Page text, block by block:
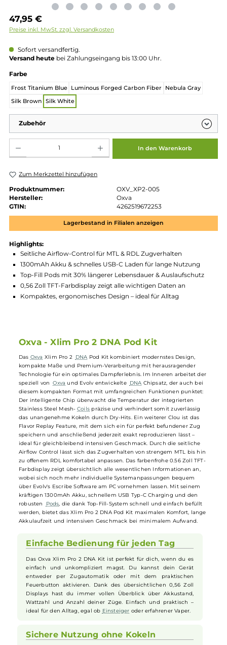
47,95 €
Preise inkl. MwSt. zzgl. Versandkosten
Versand heutebei Zahlungseingang bis 13:00 Uhr.
auswählen
Frost Titanium Blue Nebula Gray
Silk Brown Silk White
In den Warenkorb
Zum Merkzettel hinzufügen
Hersteller:
GTIN: 4262519672253
Lagerbestand in Filialen anzeigen
Highlights:
0,56 Zoll TFT-Farbdisplay zeigt alle wichtigen Daten an
Kompaktes, ergonomisches Design – ideal für Alltag
Oxva - Xlim Pro 2 DNA Pod Kit
Oxva
Pod Kit kombiniert modernstes Design,
kompakte Maße und Premium-Verarbeitung mit herausragender
Technologie für ein optimales Dampferlebnis. Im Inneren arbeitet
speziell von Oxva und Evolv entwickelte DNAChipsatz, der auch bei
diesem kompakten Format mit umfangreichen Funktionen punktet:
Der intelligente Chip überwacht die Temperatur der integrierten
Stainless Steel Mesh- Coilspräzise und verhindert somit zuverlässig
das unangenehme Kokeln durch Dry-Hits. Ein weiterer Clou ist das
Flavor Replay Feature, mit dem sich ein für perfekt befundener Zug
speichern und anschließend jederzeit exakt reproduzieren lässt –
ideal für gleichbleibend intensiven Geschmack. Durch die seitliche
Farbdisplay zeigt übersichtlich alle wesentlichen Informationen an,
wobei sich noch mehr individuelle Systemanpassungen bequem
über Evolv's Escribe Software am PC vornehmen lassen. Mit seinem
kräftigen 1300mAh Akku, schnellem USB Typ-C Charging und den
robusten Pods, die dank Top-Fill-System schnell und einfach befüllt
werden, bietet das Xlim Pro 2 DNA Pod Kit maximalen Komfort,
Akkulaufzeit und intensiven Geschmack bei minimalem Aufwand.
Einfache Bedienung für jeden Tag